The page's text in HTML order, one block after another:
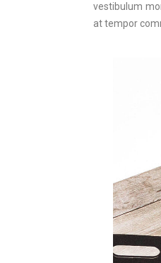
vestibulum
at tempor